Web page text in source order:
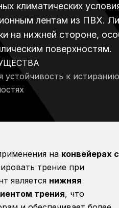
климатических
лентам из ПВХ.
на нижней стороне,
поверхностям.
устойчивость к
на конвейерах
трение при
является нижняя
трения, что